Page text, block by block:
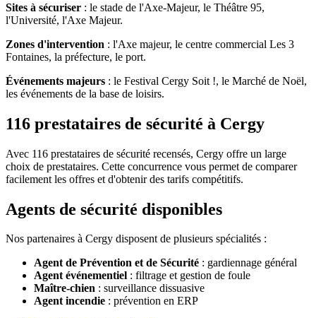
Sites à sécuriser : le stade de l'Axe-Majeur, le Théâtre 95,
l'Université, l'Axe Majeur.
Zones d'intervention : l'Axe majeur, le centre commercial Les 3
Fontaines, la préfecture, le port.
Événements majeurs : le Festival Cergy Soit !, le Marché de Noël,
les événements de la base de loisirs.
116 prestataires de sécurité à Cergy
Avec 116 prestataires de sécurité recensés, Cergy offre un large
choix de prestataires. Cette concurrence vous permet de comparer
facilement les offres et d'obtenir des tarifs compétitifs.
Agents de sécurité disponibles
Nos partenaires à Cergy disposent de plusieurs spécialités :
Agent de Prévention et de Sécurité : gardiennage général
Agent événementiel : filtrage et gestion de foule
Maître-chien : surveillance dissuasive
Agent incendie : prévention en ERP